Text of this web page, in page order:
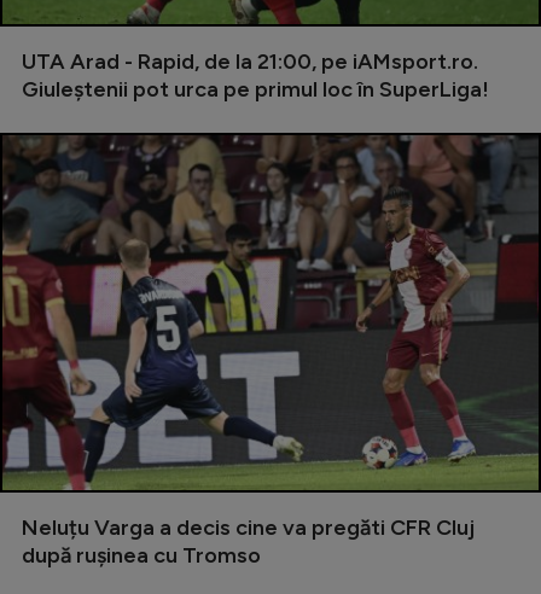
Ligue 1
Campionate
Starurile fotbalului
EURO 2024
Stranieri
Clasamente
Tenis
Handbal
Natație
Formula 1
Gimnastică
UTA Arad - Rapid, de la 21:00, pe iAMsport.ro.
Giuleștenii pot urca pe primul loc în SuperLiga!
Neluțu Varga a decis cine va pregăti CFR Cluj
după rușinea cu Tromso